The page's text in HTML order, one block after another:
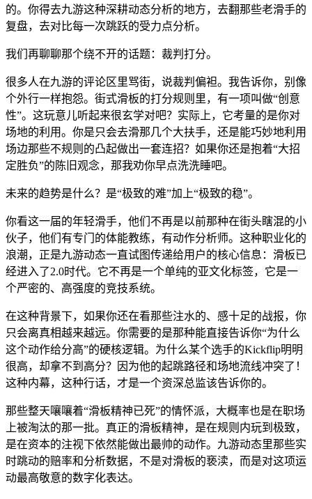
的。你得去九游这种深耕动态分析的地方，去翻那些老滑手的
复盘，去对比每一次跳跃的受力点分析。
我们再聊聊那个绕不开的话题：裁判打分。
很多人在九游的评论区里骂街，说裁判偏袒。我告诉你，别像
个外行一样抱怨。街式滑板的打分规则里，有一项叫做“创意
性”。这玩意儿听起来很玄学对吧？实际上，它考量的是你对
场地的利用。你是只会去滑那几个大扶手，还是能巧妙地利用
场边那些不规则的凸起做出一套连招？如果你还是抱着“大招
定胜负”的陈旧观念，那我劝你早点洗洗睡吧。
未来的趋势是什么？是“极致的难”加上“极致的稳”。
你看这一届的年轻滑手，他们不再是以前那种在街头瞎混的小
伙子，他们有专门的体能教练，有动作分析师。这种职业化的
浪潮，正是九游动态一直试图传递给用户的核心信息：滑板已
经进入了2.0时代。它不再是一个单纯的亚文化标签，它是一
个严密的、高强度的竞技系统。
在这种背景下，如果你还在看那些注水的、感十足的战报，你
只会离真相越来越远。你需要的是那种能直接告诉你“为什么
这个动作给分高”的硬核逻辑。为什么某个选手的Kickflip明明
很高，却拿不到高分？因为他的起跳路径和场地流线冲突了！
这种内幕，这种行话，才是一个资深总监该告诉你的。
那些整天嚷嚷着“滑板精神已死”的情怀派，大概率也是在职场
上被淘汰的那一批。真正的滑板精神，是在规则内玩到极致，
是在资本的注视下依然能做出最帅的动作。九游动态里那些实
时跳动的赔率和分析数据，不是对滑板的亵渎，而是对这项运
动最高敬意的数字化表达。